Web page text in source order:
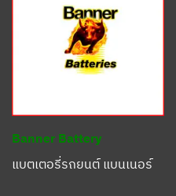
Banner Battery
แบตเตอรี่รถยนต์ แบนเนอร์